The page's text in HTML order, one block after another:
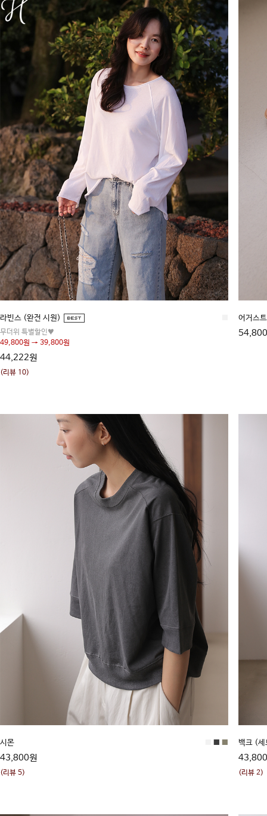
라빈스 (완전 시원)
무더위 특별할인♥
49,800원 → 39,800원
44,222원
(리뷰 10)
어거스트
시몬
43,800원
(리뷰 5)
백크 (
(리뷰 2)